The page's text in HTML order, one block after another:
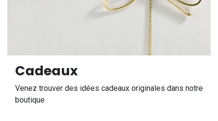
Cadeaux
Venez trouver des idées cadeaux originales dans notre
boutique